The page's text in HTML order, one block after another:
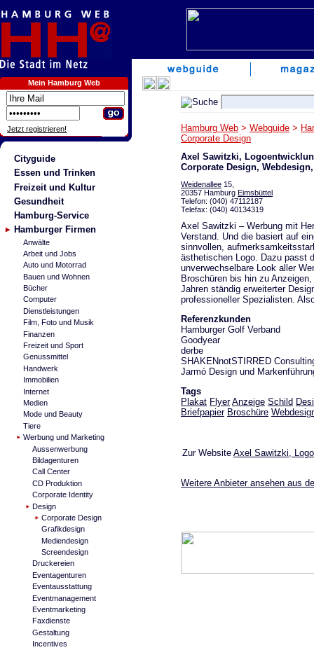
Mein Hamburg Web
Jetzt registrieren!
Cityguide
Essen und Trinken
Freizeit und Kultur
Gesundheit
Hamburg-Service
Hamburger Firmen
Anwälte
Arbeit und Jobs
Auto und Motorrad
Bauen und Wohnen
Bücher
Computer
Dienstleistungen
Film, Foto und Musik
Finanzen
Freizeit und Sport
Genussmittel
Handwerk
Immobilien
Internet
Medien
Mode und Beauty
Tiere
Werbung und Marketing
Aussenwerbung
Bildagenturen
Call Center
CD Produktion
Corporate Identity
Design
Corporate Design
Grafikdesign
Mediendesign
Screendesign
Druckereien
Eventagenturen
Eventausstattung
Eventmanagement
Eventmarketing
Faxdienste
Gestaltung
Incentives
Hamburg Web > Webguide >
Corporate Design
Axel Sawitzki,
Corporate Design,
Weidenallee 15,
20357 Hamburg Eimsbüttel
Telefon: (040) 47112187
Telefax: (040) 40134319
Axel Sawitzki – Werbung mit
Verstand. Und die basiert auf
sinnvollen,
ästhetischen Logo. Dazu passt
unverwechselbare Look aller
Broschüren bis hin zu
Jahren ständig erweiterter
professioneller Spezialisten.
Referenzkunden
Hamburger Golf Verband
Goodyear
derbe
SHAKENnotSTIRRED
Jarmó Design und
Tags
Plakat Flyer Anzeige Schild
Briefpapier Broschüre
Zur Website Axel Sawitzki,
Weitere Anbieter ansehen aus